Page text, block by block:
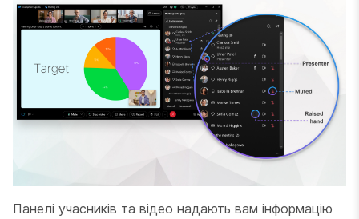
Панелі учасників та відео надають вам інформацію